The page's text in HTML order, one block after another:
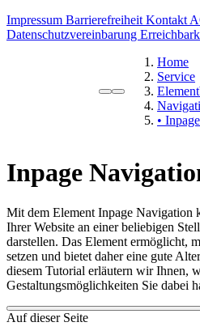
Impressum Barrierefreiheit Kontakt
Datenschutzvereinbarung
Home
Service
•
Inpage
Mit dem Element Inpage Navigation
Ihrer Website an einer beliebigen
darstellen. Das Element ermöglicht,
setzen und bietet daher eine gute
diesem Tutorial erläutern wir Ihnen,
Gestaltungsmöglichkeiten Sie dabei
Auf dieser Seite